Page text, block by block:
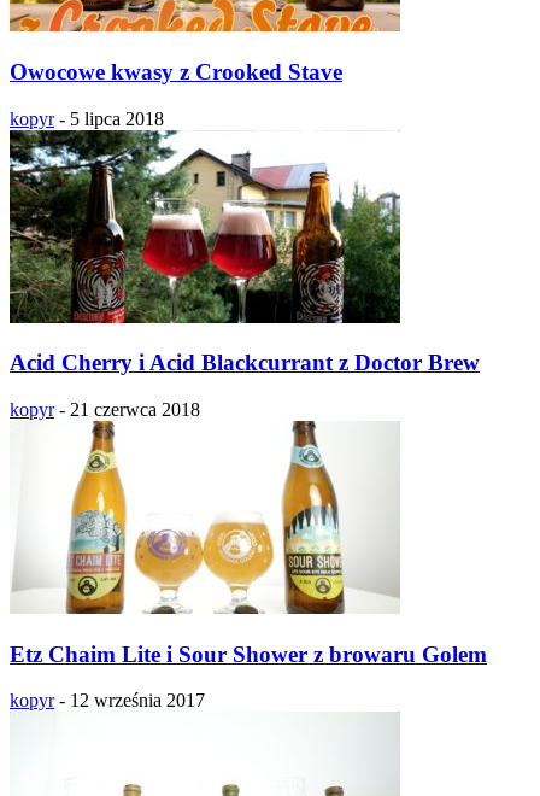
Owocowe kwasy z Crooked Stave
kopyr - 5 lipca 2018
Acid Cherry i Acid Blackcurrant z Doctor Brew
kopyr - 21 czerwca 2018
Etz Chaim Lite i Sour Shower z browaru Golem
kopyr - 12 września 2017